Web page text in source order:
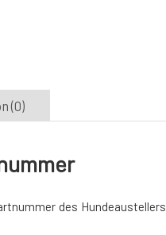
(0)
des Hundeaustellers